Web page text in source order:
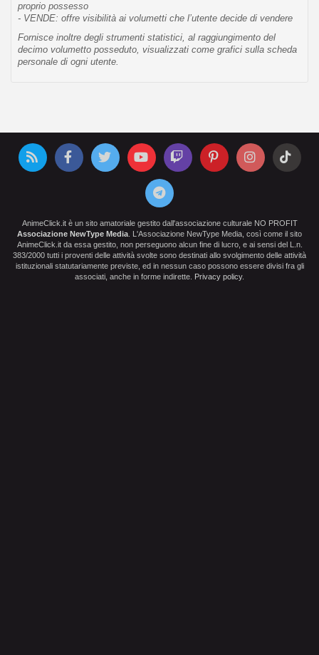
proprio possesso
- VENDE: offre visibilità ai volumetti che l’utente decide di vendere
Fornisce inoltre degli strumenti statistici, al raggiungimento del
decimo volumetto posseduto, visualizzati come grafici sulla scheda
personale di ogni utente.
AnimeClick.it è un sito amatoriale gestito dall'associazione culturale NO PROFIT
Associazione NewType Media . L'Associazione NewType Media, così come il sito
AnimeClick.it da essa gestito, non perseguono alcun fine di lucro, e ai sensi del L.n.
383/2000 tutti i proventi delle attività svolte sono destinati allo svolgimento delle attività
istituzionali statutariamente previste, ed in nessun caso possono essere divisi fra gli
associati, anche in forme indirette. Privacy policy.